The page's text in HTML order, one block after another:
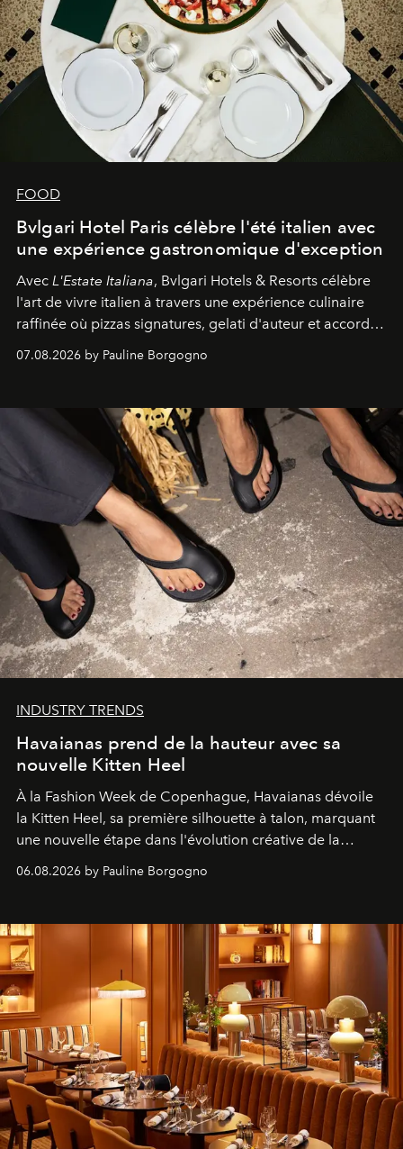
FOOD
Bvlgari Hotel Paris célèbre l'été italien avec
une expérience gastronomique d'exception
Avec L'Estate Italiana, Bvlgari Hotels & Resorts célèbre
l'art de vivre italien à travers une expérience culinaire
raffinée où pizzas signatures, gelati d'auteur et accords
d'exception composent un véritable voyage sensoriel.
07.08.2026 by Pauline Borgogno
INDUSTRY TRENDS
Havaianas prend de la hauteur avec sa
nouvelle Kitten Heel
À la Fashion Week de Copenhague, Havaianas dévoile
la Kitten Heel, sa première silhouette à talon, marquant
une nouvelle étape dans l'évolution créative de la
06.08.2026 by Pauline Borgogno